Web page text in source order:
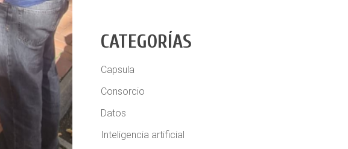
CATEGORÍAS
Capsula
Consorcio
Datos
Inteligencia artificial